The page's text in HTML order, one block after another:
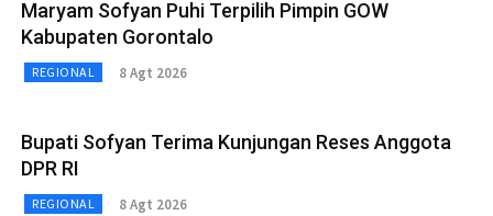
Maryam Sofyan Puhi Terpilih Pimpin GOW
Kabupaten Gorontalo
REGIONAL 8 Agt 2026
Bupati Sofyan Terima Kunjungan Reses Anggota
DPR RI
REGIONAL 8 Agt 2026